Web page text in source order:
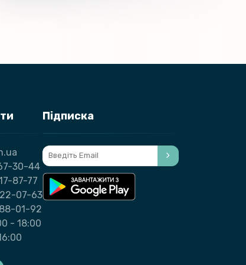
30-44
87-77
07-63
01-92
- 18:00
Підписка